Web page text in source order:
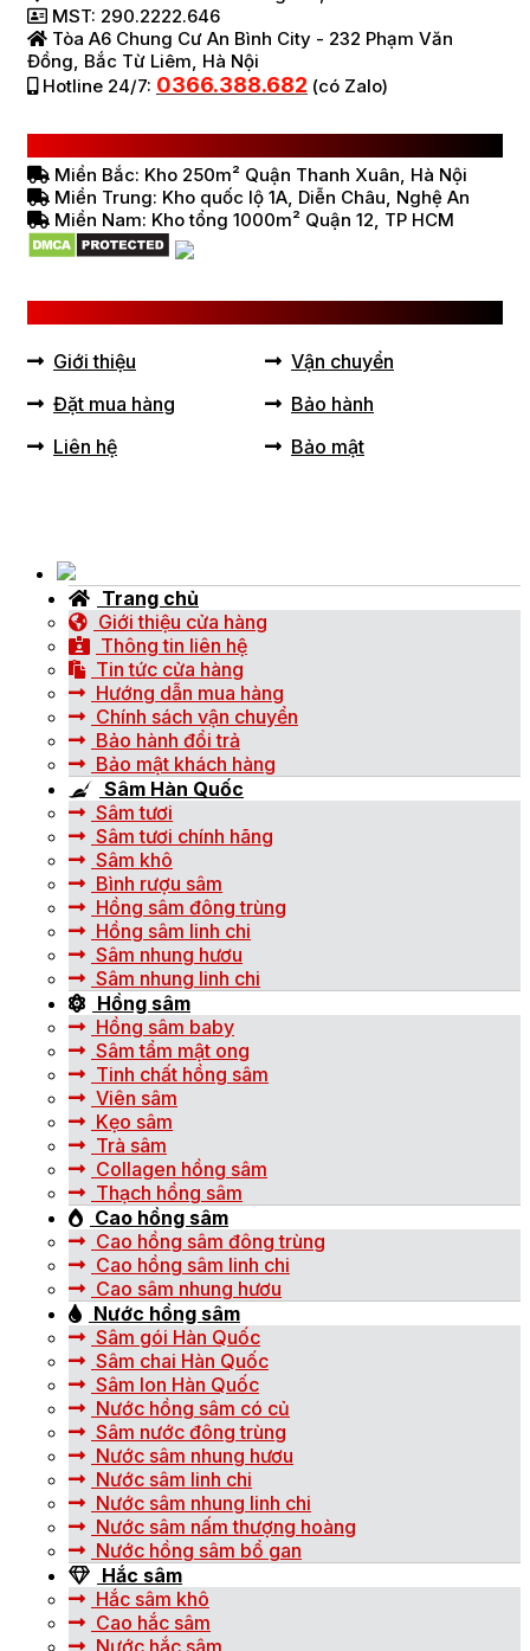
MST: 290.2222.646
Tòa A6 Chung Cư An Bình City - 232 Phạm Văn
Đồng, Bắc Từ Liêm, Hà Nội
Hotline 24/7: 0366.388.682 (có Zalo)
Miền Bắc: Kho 250m² Quận Thanh Xuân, Hà Nội
Miền Trung: Kho quốc lộ 1A, Diễn Châu, Nghệ An
Miền Nam: Kho tổng 1000m² Quận 12, TP HCM
Giới thiệu
Đặt mua hàng
Liên hệ
Vận chuyển
Bảo hành
Bảo mật
Trang chủ
Giới thiệu cửa hàng
Thông tin liên hệ
Tin tức cửa hàng
Hướng dẫn mua hàng
Chính sách vận chuyển
Bảo hành đổi trả
Bảo mật khách hàng
Sâm Hàn Quốc
Sâm tươi
Sâm tươi chính hãng
Sâm khô
Bình rượu sâm
Hồng sâm đông trùng
Hồng sâm linh chi
Sâm nhung hươu
Sâm nhung linh chi
Hồng sâm
Hồng sâm baby
Sâm tẩm mật ong
Tinh chất hồng sâm
Viên sâm
Kẹo sâm
Trà sâm
Collagen hồng sâm
Thạch hồng sâm
Cao hồng sâm
Cao hồng sâm đông trùng
Cao hồng sâm linh chi
Cao sâm nhung hươu
Nước hồng sâm
Sâm gói Hàn Quốc
Sâm chai Hàn Quốc
Sâm lon Hàn Quốc
Nước hồng sâm có củ
Sâm nước đông trùng
Nước sâm nhung hươu
Nước sâm linh chi
Nước sâm nhung linh chi
Nước sâm nấm thượng hoàng
Nước hồng sâm bổ gan
Hắc sâm
Hắc sâm khô
Cao hắc sâm